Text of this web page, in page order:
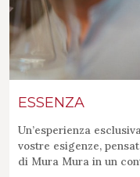
ESSENZA
Un’esperienza
vostre esigenze,
di Mura Mura in un